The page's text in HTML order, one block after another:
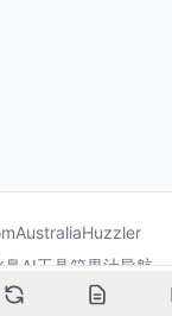
AustraliaHuzzler
鼻AI工具箱果汁导航